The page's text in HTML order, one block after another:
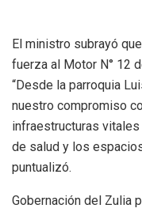
El ministro subrayó
fuerza al Motor N° 12
“Desde la parroquia
nuestro compromiso
infraestructuras
de salud y los
puntualizó.
Gobernación del Zulia